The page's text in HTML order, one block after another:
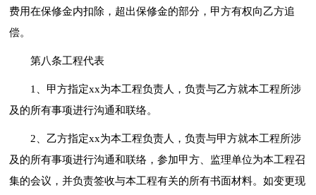
费用在保修金内扣除，超出保修金的部分，甲方有权向乙方追
偿。
第八条工程代表
1、甲方指定xx为本工程负责人，负责与乙方就本工程所涉
及的所有事项进行沟通和联络。
2、乙方指定xx为本工程负责人，负责与甲方就本工程所涉
及的所有事项进行沟通和联络，参加甲方、监理单位为本工程召
集的会议，并负责签收与本工程有关的所有书面材料。如变更现